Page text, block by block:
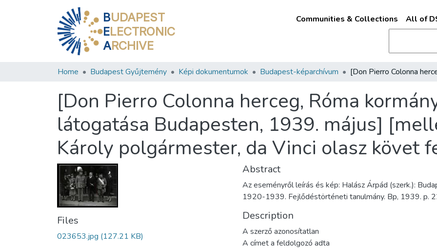
BUDAPEST
ELECTRONIC
ARCHIVE
Communities & Collections All of
Home Budapest Gyűjtemény Képi dokumentumok Budapest-képarchívum
[Don Pierro Colonna herceg, Róma
látogatása Budapesten, 1939. május]
Károly polgármester, da Vinci olasz követ
Files
023653.jpg (127.21 KB)
Abstract
Az eseményről leírás és kép: Halász Árpád (szerk.):
1920-1939. Fejlődéstörténeti tanulmány. Bp, 1939. p.
Description
A szerző azonosítatlan
A címet a feldolgozó adta